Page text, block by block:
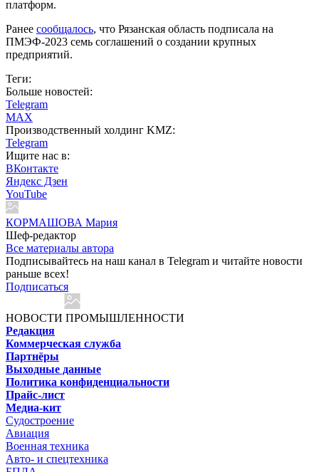
платформ.
Ранее сообщалось, что Рязанская область подписала на
ПМЭФ-2023 семь соглашений о создании крупных
предприятий.
Теги:
Больше новостей:
Telegram
MAX
Производственный холдинг KMZ:
Telegram
Ищите нас в:
ВКонтакте
Яндекс Дзен
YouTube
КОРМАШОВА Мария
Шеф-редактор
Все материалы автора
Подписывайтесь на наш канал в Telegram и читайте новости
раньше всех!
Подписаться
НОВОСТИ ПРОМЫШЛЕННОСТИ
Редакция
Коммерческая служба
Партнёры
Выходные данные
Политика конфиденциальности
Прайс-лист
Медиа-кит
Судостроение
Авиация
Военная техника
Авто- и спецтехника